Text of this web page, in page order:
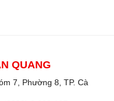
QUANG
7, Phường 8, TP. Cà